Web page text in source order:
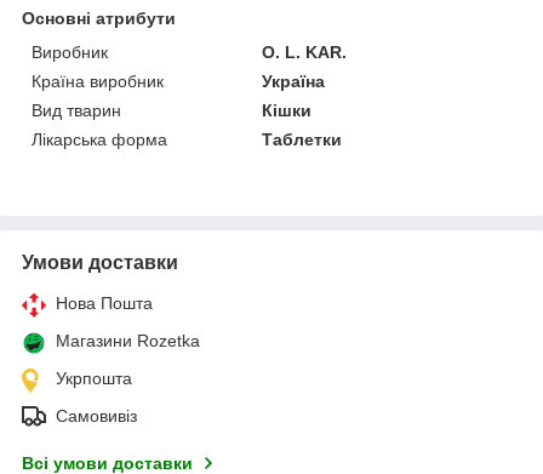
Основні атрибути
Виробник
O. L. KAR.
Країна виробник
Україна
Вид тварин
Кішки
Лікарська форма
Таблетки
Умови доставки
Нова Пошта
Магазини Rozetka
Укрпошта
Самовивіз
Всі умови доставки